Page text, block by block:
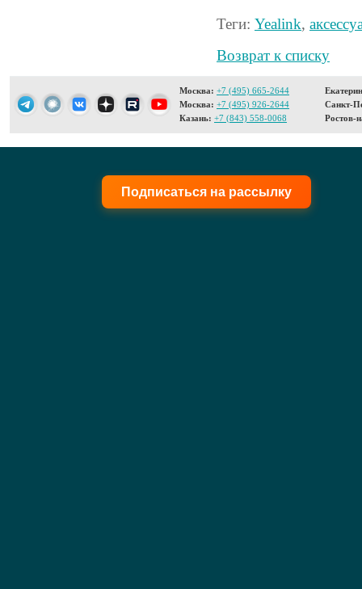
Теги: Yealink,
Возврат к списку
Москва: +7 (495) 665-2644
Москва: +7 (495) 926-2644
Казань: +7 (843) 558-0068
Санкт-
Ростов-
Подписаться на рассылку